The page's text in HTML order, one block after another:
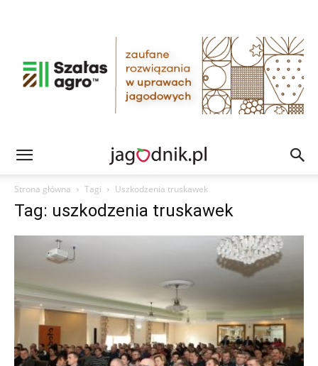
Strona główna Tagi Uszkodzenia truskawek
Tag: uszkodzenia truskawek